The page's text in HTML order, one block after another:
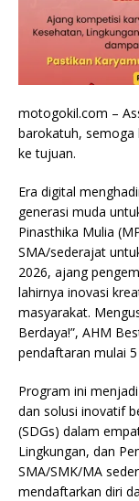
motogokil.com –
barokatuh, semoga
ke tujuan.
Era digital
generasi muda
Pinasthika Mulia
SMA/sederajat
2026, ajang
lahirnya inovasi
masyarakat.
Berdaya!”, AHM
pendaftaran mulai
Program ini
dan solusi inovatif
(SDGs) dalam
Lingkungan, dan
SMA/SMK/MA
mendaftarkan diri